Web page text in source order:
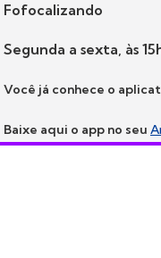
Fofocalizando
Segunda a sexta, às
Você já conhece o
Baixe aqui o app no seu